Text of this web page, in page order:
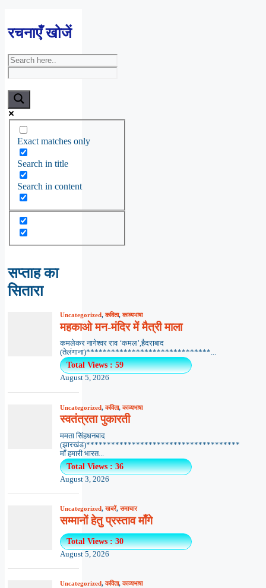
रचनाएँ खोजें
Exact matches only
Search in title
Search in content
सप्ताह का
सितारा
Uncategorized,कविता,काव्यभाषा
महकाओ मन-मंदिर में मैत्री माला
कमलेकर नागेश्वर राव ‘कमल’,हैदराबाद
(तेलंगाना)******************************...
Total Views : 59
August 5, 2026
Uncategorized,कविता,काव्यभाषा
स्वतंत्रता पुकारती
ममता सिंहधनबाद
(झारखंड)*************************************
माँ हमारी भारत...
Total Views : 36
August 3, 2026
Uncategorized,खबरें,समाचार
सम्मानों हेतु प्रस्ताव माँगे
Total Views : 30
August 5, 2026
Uncategorized,कविता,काव्यभाषा